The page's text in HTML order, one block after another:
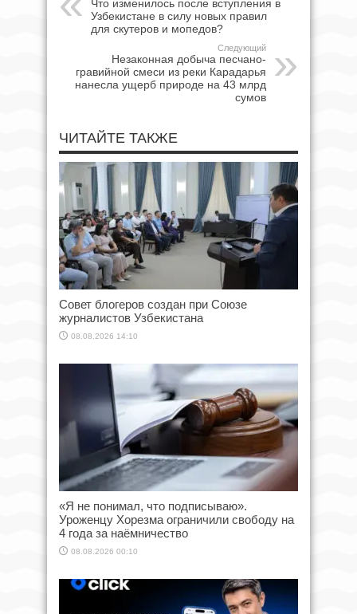
Что изменилось после вступления в
Узбекистане в силу новых правил
для скутеров и мопедов?
Следующий
Незаконная добыча песчано-
гравийной смеси из реки Карадарья
нанесла ущерб природе на 43 млрд
сумов
ЧИТАЙТЕ ТАКЖЕ
Совет блогеров создан при Союзе
журналистов Узбекистана
08.08.2026 14:10
«Я не понимал, что подписываю».
Уроженцу Хорезма ограничили свободу на
4 года за наёмничество
08.08.2026 00:10